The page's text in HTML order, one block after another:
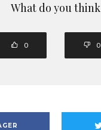
What do you think
0 0